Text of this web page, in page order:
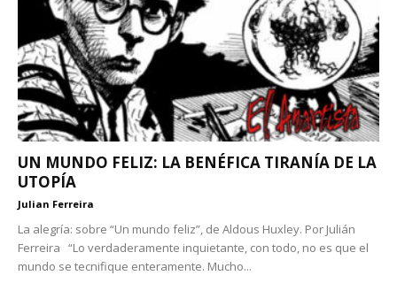
UN MUNDO FELIZ: LA BENÉFICA TIRANÍA DE LA
UTOPÍA
Julian Ferreira
La alegría: sobre “Un mundo feliz”, de Aldous Huxley. Por Julián
Ferreira “Lo verdaderamente inquietante, con todo, no es que el
mundo se tecnifique enteramente. Mucho...